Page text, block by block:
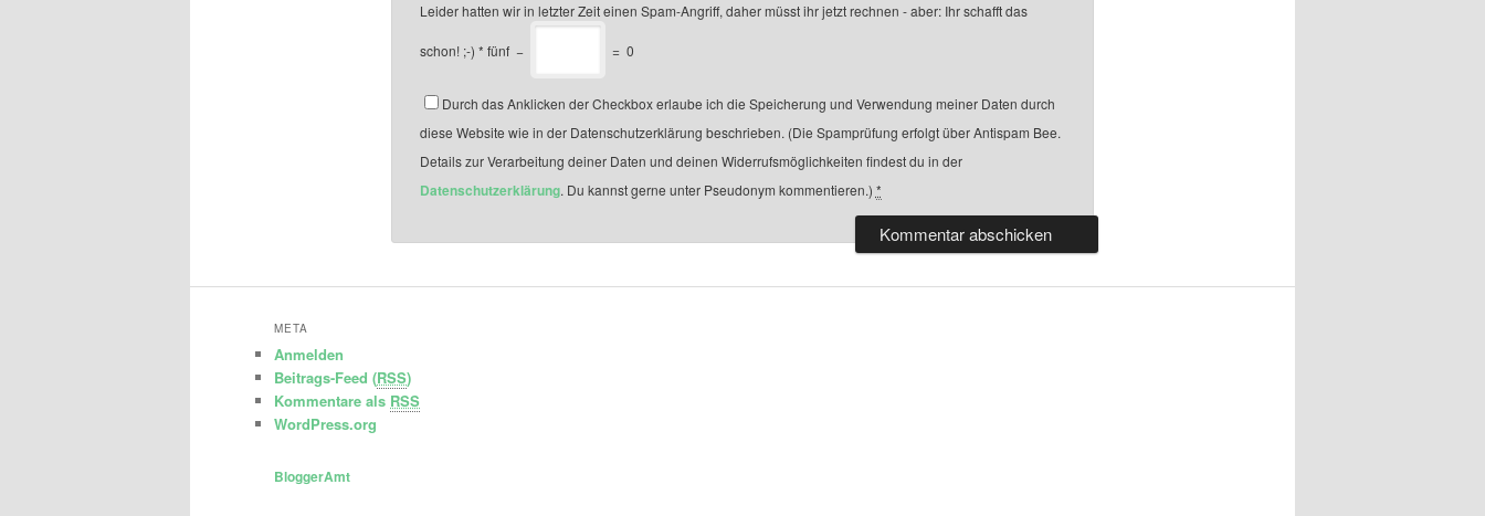
Leider hatten wir in letzter Zeit einen Spam-Angriff, daher müsst ihr jetzt rechnen - aber: Ihr schafft das
schon! ;-) * fünf − = 0
Durch das Anklicken der Checkbox erlaube ich die Speicherung und Verwendung meiner Daten durch
diese Website wie in der Datenschutzerklärung beschrieben. (Die Spamprüfung erfolgt über Antispam Bee.
Details zur Verarbeitung deiner Daten und deinen Widerrufsmöglichkeiten findest du in der
Datenschutzerklärung. Du kannst gerne unter Pseudonym kommentieren.) *
META
Anmelden
Beitrags-Feed (RSS)
Kommentare als RSS
WordPress.org
BloggerAmt